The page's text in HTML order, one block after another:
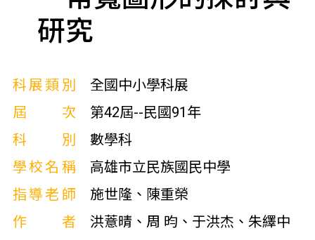
研究
科展類別
全國中小學科展
屆次
第42屆--民國91年
科別
數學科
學校名稱
高雄市立民族國民中學
指導老師
施世隆、陳重榮
作者
洪薏晴、周 昀、于洪杰、朱繹中